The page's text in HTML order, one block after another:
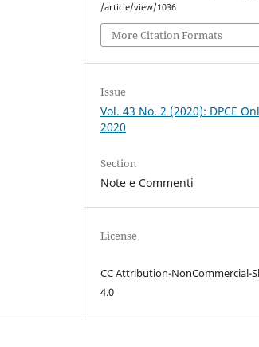
/article/view/1036
More Citation Formats
Issue
Vol. 43 No. 2 (2020): DPCE
2020
Section
Note e Commenti
License
CC Attribution-NonCommercial-
4.0